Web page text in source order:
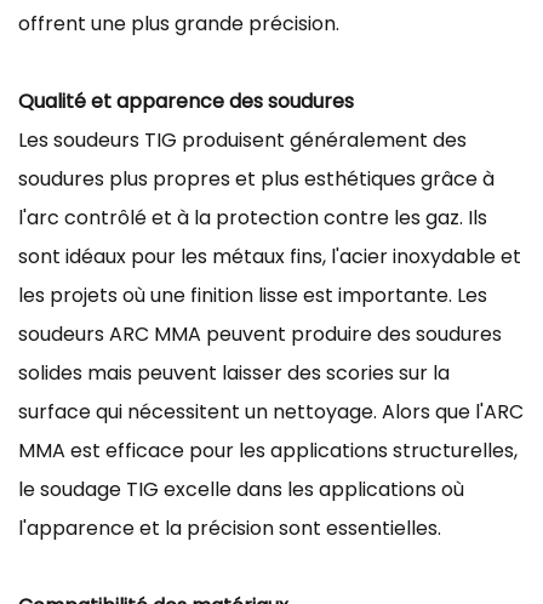
offrent une plus grande précision.
Qualité et apparence des soudures
Les soudeurs TIG produisent généralement des
soudures plus propres et plus esthétiques grâce à
l'arc contrôlé et à la protection contre les gaz. Ils
sont idéaux pour les métaux fins, l'acier inoxydable et
les projets où une finition lisse est importante. Les
soudeurs ARC MMA peuvent produire des soudures
solides mais peuvent laisser des scories sur la
surface qui nécessitent un nettoyage. Alors que l'ARC
MMA est efficace pour les applications structurelles,
le soudage TIG excelle dans les applications où
l'apparence et la précision sont essentielles.